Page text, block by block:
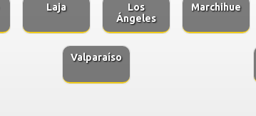
Laja
Los
Ángeles
Marchihue
Valparaíso